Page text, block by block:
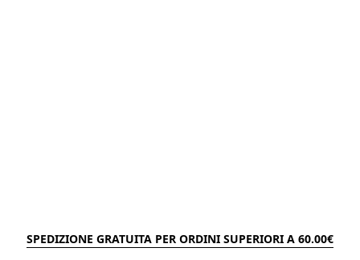
SPEDIZIONE GRATUITA PER ORDINI SUPERIORI A 60.00€